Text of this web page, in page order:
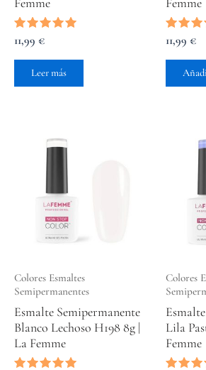
Valorado
con
5.00
de 5
11,99 €
Leer más
con
4.67
de 5
11,99 €
Colores Esmaltes
Semipermanentes
Esmalte Semipermanente
Blanco Lechoso H198 8g |
La Femme
Colores
Lila
Femme